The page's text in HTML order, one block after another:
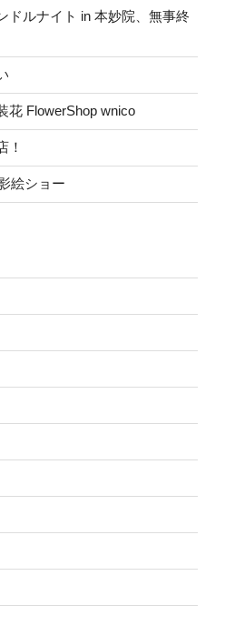
ルナイト in 本妙院、無事終
花 FlowerShop wnico
！
絵ショー